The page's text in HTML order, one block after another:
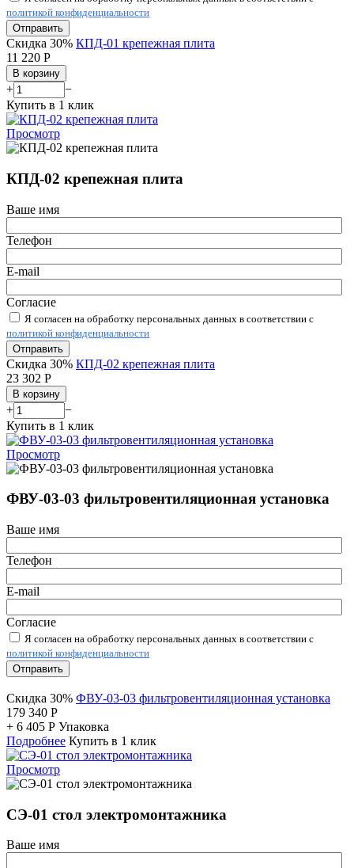
политикой конфиденциальности
Отправить
Скидка 30% КПД-01 крепежная плита
11 220 Р
В корзину
+
−
Купить в 1 клик
Просмотр
КПД-02 крепежная плита
Ваше имя
Телефон
E-mail
Согласие
Я согласен на обработку персональных данных в соответствии с
политикой конфиденциальности
Отправить
Скидка 30% КПД-02 крепежная плита
23 302 Р
В корзину
+
−
Купить в 1 клик
Просмотр
ФВУ-03-03 фильтровентиляционная установка
Ваше имя
Телефон
E-mail
Согласие
Я согласен на обработку персональных данных в соответствии с
политикой конфиденциальности
Отправить
Скидка 30% ФВУ-03-03 фильтровентиляционная установка
179 340 Р
+ 6 405 Р Упаковка
Подробнее Купить в 1 клик
Просмотр
СЭ-01 стол электромонтажника
Ваше имя